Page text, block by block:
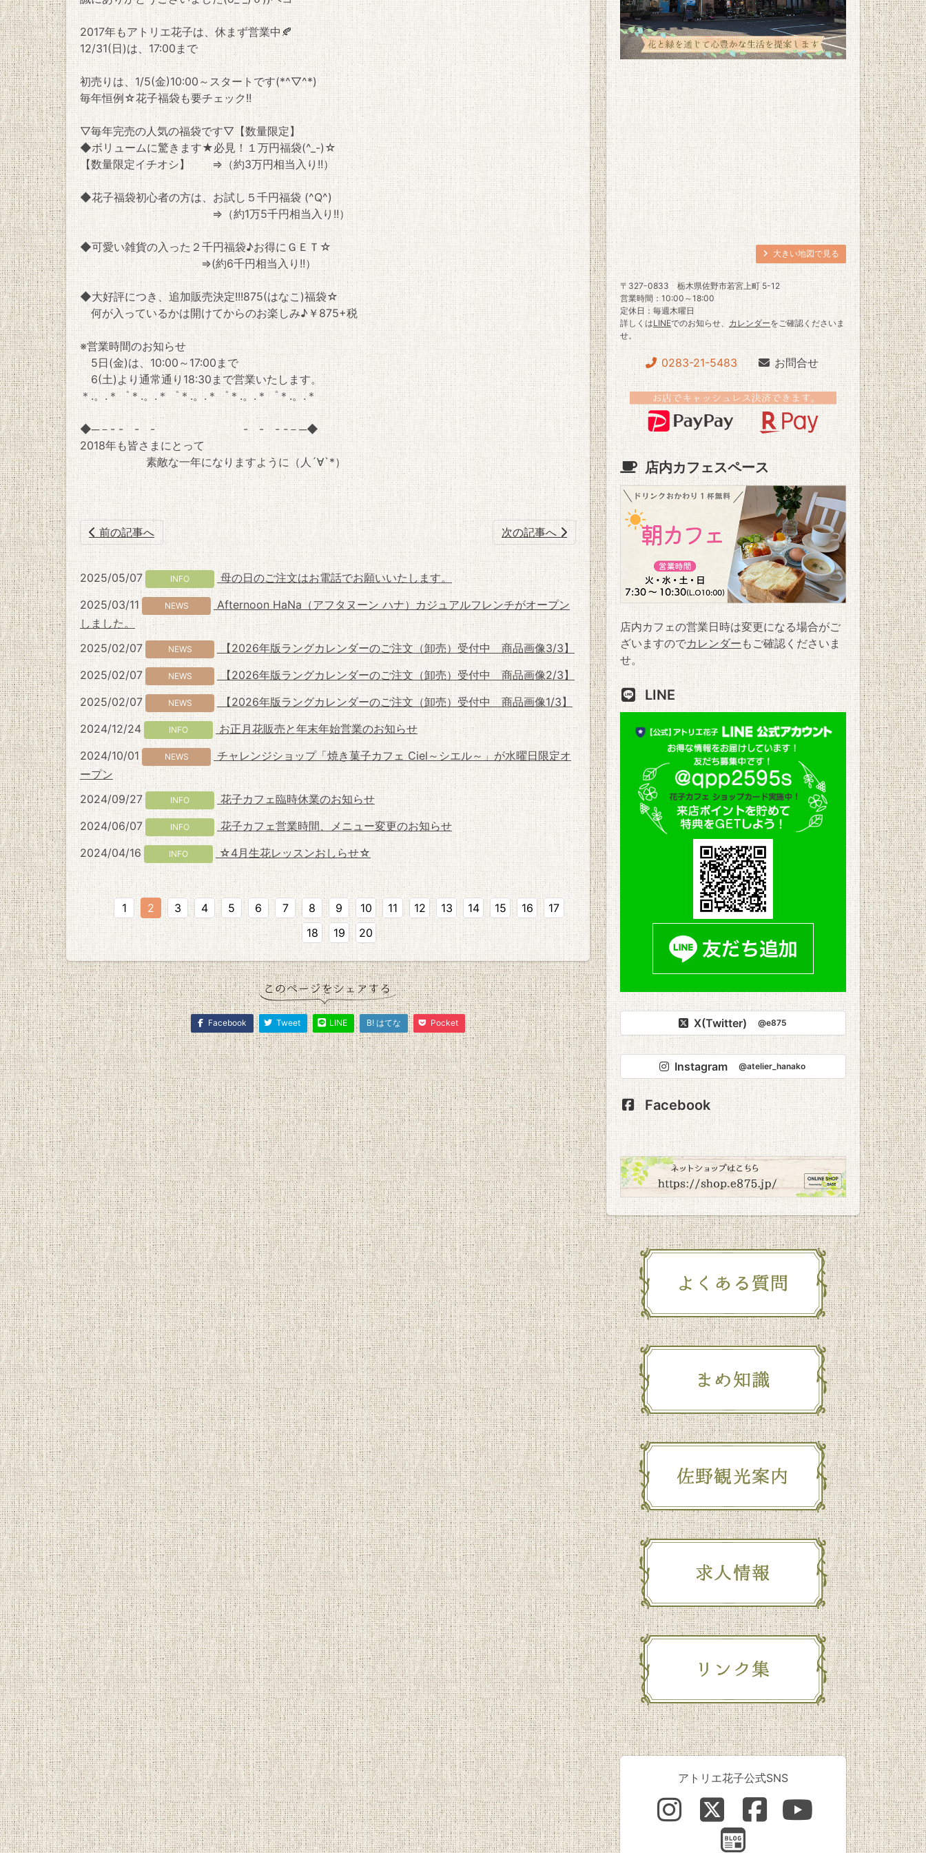
2017年もアトリエ花子は、休まず営業中🍂
12/31(日)は、17:00まで
初売りは、1/5(金)10:00～スタートです(*^▽^*)
毎年恒例☆花子福袋も要チェック!!
▽毎年完売の人気の福袋です▽【数量限定】
◆ボリュームに驚きます★必見！１万円福袋(^_-)☆
【数量限定イチオシ】 ⇒（約3万円相当入り!!）
◆花子福袋初心者の方は、お試し５千円福袋 (^Q^)
⇒（約1万5千円相当入り!!）
◆可愛い雑貨の入った２千円福袋♪お得にＧＥＴ☆
⇒(約6千円相当入り!!）
◆大好評につき、追加販売決定!!!875(はなこ)福袋☆
何が入っているかは開けてからのお楽しみ♪￥875+税
※営業時間のお知らせ
5日(金)は、10:00～17:00まで
6(土)より通常通り18:30まで営業いたします。
＊.。.＊゜＊.。.＊゜＊.。.＊゜＊.。.＊゜＊.。.＊
◆─－- - - - - - - -－─◆
2018年も皆さまにとって
素敵な一年になりますように（人´∀`*）
前の記事へ 次の記事へ
2025/05/07 INFO
母の日のご注文はお電話でお願いいたします。
2025/03/11
NEWS
Afternoon HaNa（アフタヌーン ハナ）カジュアルフレンチがオープン
しました。
2025/02/07
NEWS
【2026年版ラングカレンダーのご注文（卸売）受付中 商品画像3/3】
2025/02/07
NEWS
【2026年版ラングカレンダーのご注文（卸売）受付中 商品画像2/3】
2025/02/07
NEWS
【2026年版ラングカレンダーのご注文（卸売）受付中 商品画像1/3】
2024/12/24
INFO
お正月花販売と年末年始営業のお知らせ
2024/10/01
NEWS
チャレンジショップ「焼き菓子カフェ Ciel～シエル～」が水曜日限定オ
ープン
2024/09/27
INFO
花子カフェ臨時休業のお知らせ
2024/06/07
INFO
花子カフェ営業時間、メニュー変更のお知らせ
2024/04/16
INFO ☆4月生花レッスンおしらせ☆
1 2 3 4 5 6 7 8 9 10 11 12 13 14 15 16
17
18
19 20
Facebook Tweet LINE B! はてな Pocket
大きい地図で見る
〒327-0833
栃木県佐野市若宮上町 5-12
営業時間：10:00～18:00
定休日：毎週木曜日
詳しくはLINEでのお知らせ、 カレンダーをご確認くださいま
せ。
0283-21-5483 お問合せ
店内カフェスペース
店内カフェの営業日時は変更になる場合がご
ざいますのでカレンダーもご確認くださいま
せ。
LINE
X(Twitter) @e875
Instagram @atelier_hanako
Facebook
アトリエ花子公式SNS